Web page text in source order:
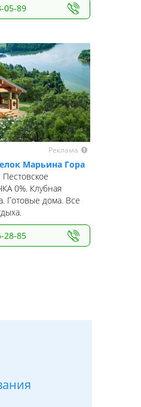
05-89
Реклама
Марьина Гора
0%. Клубная
Готовые дома. Все
28-85